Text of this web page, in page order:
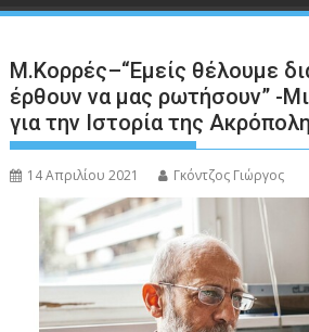
Μ.Κορρές–“Εμείς θέλουμε
έρθουν να μας ρωτήσουν” -
για την Ιστορία της
14 Απριλίου 2021 Γκόντζος Γιώργος